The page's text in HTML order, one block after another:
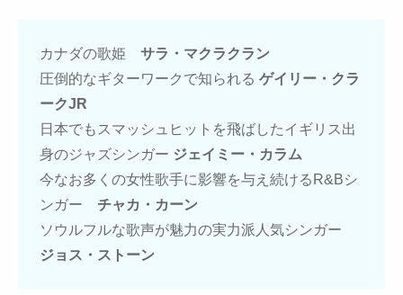
カナダの歌姫 サラ・マクラクラン
圧倒的なギターワークで知られる ゲイリー・クラ
ークJR
日本でもスマッシュヒットを飛ばしたイギリス出
身のジャズシンガー ジェイミー・カラム
今なお多くの女性歌手に影響を与え続けるR&Bシ
ンガー チャカ・カーン
ソウルフルな歌声が魅力の実力派人気シンガー
ジョス・ストーン